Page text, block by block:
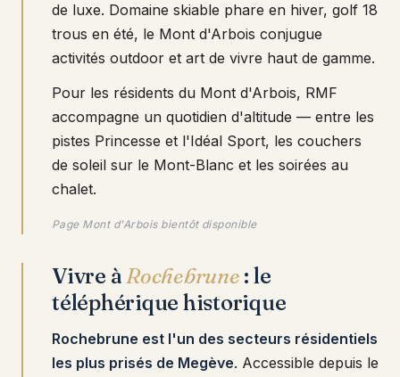
de luxe. Domaine skiable phare en hiver, golf 18
trous en été, le Mont d'Arbois conjugue
activités outdoor et art de vivre haut de gamme.
Pour les résidents du Mont d'Arbois, RMF
accompagne un quotidien d'altitude — entre les
pistes Princesse et l'Idéal Sport, les couchers
de soleil sur le Mont-Blanc et les soirées au
chalet.
Page Mont d'Arbois bientôt disponible
Vivre àRochebrune : le
téléphérique historique
Rochebrune est l'un des secteurs résidentiels
les plus prisés de Megève. Accessible depuis le